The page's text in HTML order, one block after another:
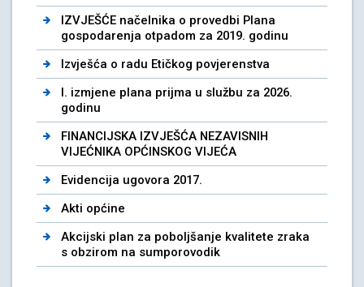
IZVJEŠĆE načelnika o provedbi Plana
gospodarenja otpadom za 2019. godinu
Izvješća o radu Etičkog povjerenstva
I. izmjene plana prijma u službu za 2026.
godinu
FINANCIJSKA IZVJEŠĆA NEZAVISNIH
VIJEĆNIKA OPĆINSKOG VIJEĆA
Evidencija ugovora 2017.
Akti općine
Akcijski plan za poboljšanje kvalitete zraka
s obzirom na sumporovodik